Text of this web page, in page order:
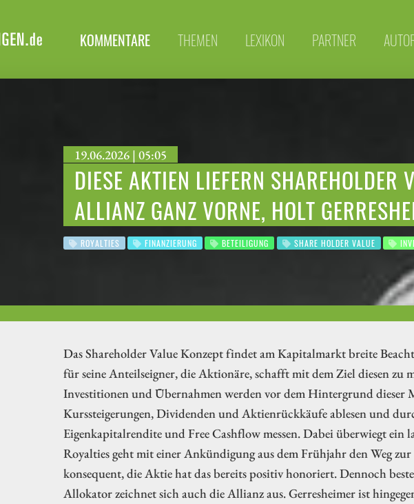
KOMMENTARE THEMEN LEXIKON PARTNER
19.06.2026 | 05:05
DIESE AKTIEN LIEFERN SHAREHOLDER
ALLIANZ GANZ VORNE, HOLT
ROYALTIES FINANZIERUNG BETEILIGUNG SHARE HOLDER VALUE
Das Shareholder Value Konzept findet am Kapitalmarkt breite
für seine Anteilseigner, die Aktionäre, schafft mit dem Ziel diesen zu
Investitionen und Übernahmen werden vor dem Hintergrund dieser
Kurssteigerungen, Dividenden und Aktienrückkäufe ablesen und
Eigenkapitalrendite und Free Cashflow messen. Dabei überwiegt
Royalties geht mit einer Ankündigung aus dem Frühjahr den Weg
konsequent, die Aktie hat das bereits positiv honoriert. Dennoch
Allokator zeichnet sich auch die Allianz aus. Gerresheimer ist